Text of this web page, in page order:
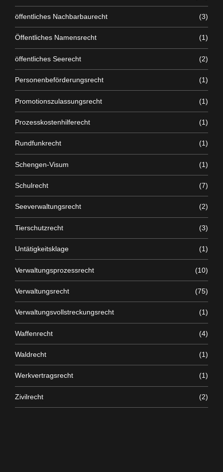
öffentliches Nachbarbaurecht (3)
Öffentliches Namensrecht (1)
öffentliches Seerecht (2)
Personenbeförderungsrecht (1)
Promotionszulassungsrecht (1)
Prozesskostenhilferecht (1)
Rundfunkrecht (1)
Schengen-Visum (1)
Schulrecht (7)
Seeverwaltungsrecht (2)
Tierschutzrecht (3)
Untätigkeitsklage (1)
Verwaltungsprozessrecht (10)
Verwaltungsrecht (75)
Verwaltungsvollstreckungsrecht (1)
Waffenrecht (4)
Waldrecht (1)
Werkvertragsrecht (1)
Zivilrecht (2)